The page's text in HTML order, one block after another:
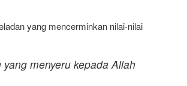
yang mencerminkan nilai-nilai
menyeru kepada Allah